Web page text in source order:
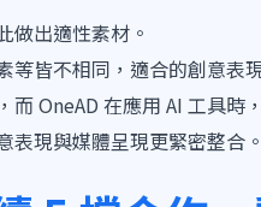
做出適性素材。
等皆不相同，適合的創意表
而 OneAD 在應用 AI 工具
表現與媒體呈現更緊密整合。